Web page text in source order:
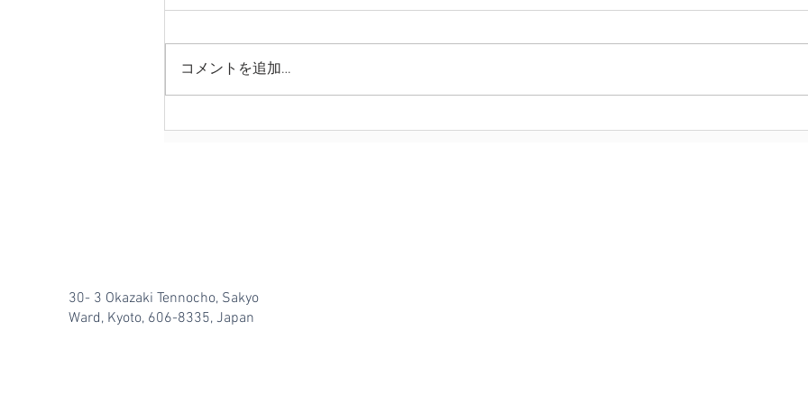
コメントを追加…
30- 3 Okazaki Tennocho, Sakyo
Ward, Kyoto, 606-8335, Japan